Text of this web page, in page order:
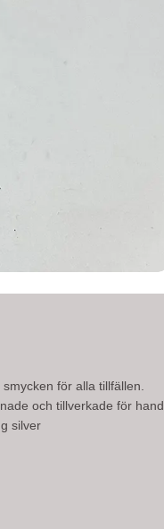
för alla tillfällen.
och tillverkade för hand
silver